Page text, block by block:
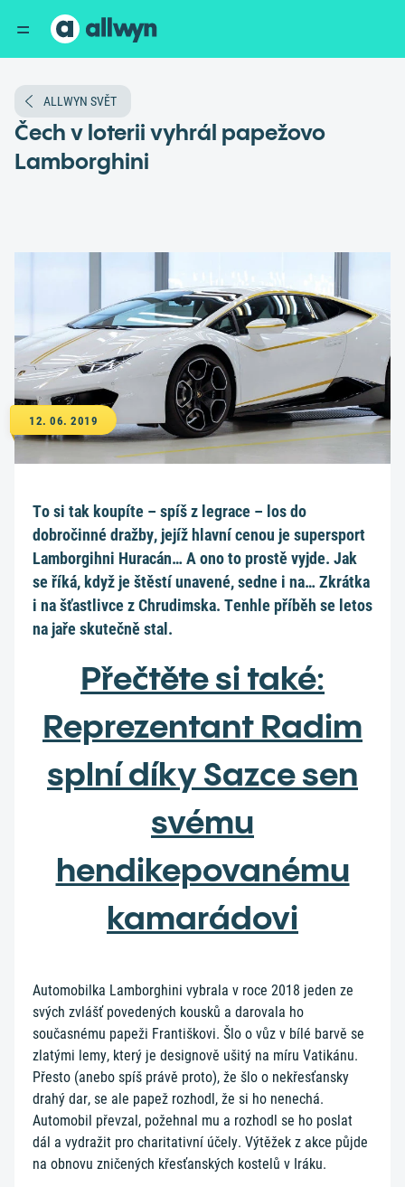
ALLWYN SVĚT
Čech v loterii vyhrál papežovo
Lamborghini
12. 06. 2019
To si tak koupíte – spíš z legrace – los do
dobročinné dražby, jejíž hlavní cenou je supersport
Lamborgihni Huracán… A ono to prostě vyjde. Jak
se říká, když je štěstí unavené, sedne i na… Zkrátka
i na šťastlivce z Chrudimska. Tenhle příběh se letos
na jaře skutečně stal.
Přečtěte si také:
Reprezentant Radim
splní díky Sazce sen
svému
hendikepovanému
kamarádovi
Automobilka Lamborghini vybrala v roce 2018 jeden ze
svých zvlášť povedených kousků a darovala ho
současnému papeži Františkovi. Šlo o vůz v bílé barvě se
zlatými lemy, který je designově ušitý na míru Vatikánu.
Přesto (anebo spíš právě proto), že šlo o nekřesťansky
drahý dar, se ale papež rozhodl, že si ho nenechá.
Automobil převzal, požehnal mu a rozhodl se ho poslat
dál a vydražit pro charitativní účely. Výtěžek z akce půjde
na obnovu zničených křesťanských kostelů v Iráku.